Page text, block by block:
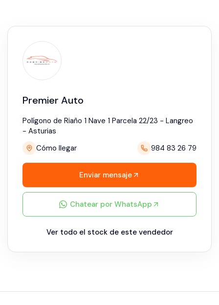
Premier Auto
Polígono de Riaño 1 Nave 1 Parcela 22/23 - Langreo
- Asturias
Cómo llegar
984 83 26 79
Enviar mensaje
Chatear por WhatsApp
Ver todo el stock de este vendedor